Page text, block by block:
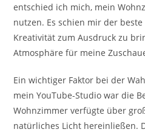
entschied ich mich, mein
nutzen. Es schien mir der
Kreativität zum Ausdruck zu
Atmosphäre für meine
Ein wichtiger Faktor bei der
mein YouTube-Studio war die
Wohnzimmer verfügte über
natürliches Licht hereinließen.